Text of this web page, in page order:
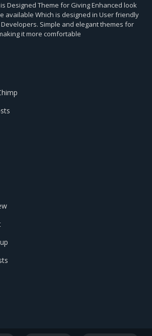
Designed Theme for Giving Enhanced look
available Which is designed in User friendly
Simple and elegant themes for
it more comfortable